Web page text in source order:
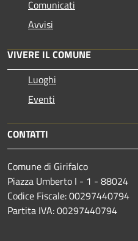
Comunicati
Avvisi
VIVERE IL COMUNE
Luoghi
Eventi
CONTATTI
Comune di Girifalco
Piazza Umberto I - 1 - 88024
Codice Fiscale: 00297440794
Partita IVA: 00297440794